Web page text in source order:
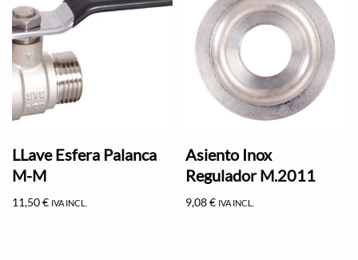
LLave Esfera Palanca
M-M
11,50€ IVA INCL.
Asiento Inox
Regulador M.2011
9,08€ IVA INCL.